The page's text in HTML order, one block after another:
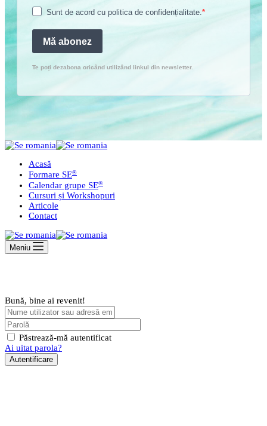
Acasă
Formare SE®
Calendar grupe SE®
Cursuri și Workshopuri
Articole
Contact
Meniu
Bună, bine ai revenit!
Păstrează-mă autentificat
Ai uitat parola?
Autentificare